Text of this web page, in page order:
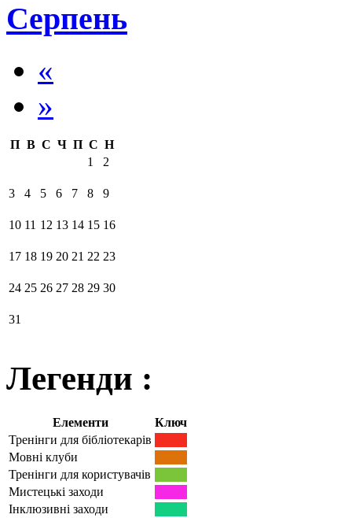
Серпень
«
»
П В С Ч П С Н
1
2
3 4 5 6 7 8 9
10 11 12 13 14 15 16
17 18 19 20 21 22 23
24 25 26 27 28 29 30
31
Легенди :
Елементи
Ключ
Тренінги для бібліотекарів
Мовні клуби
Тренінги для користувачів
Мистецькі заходи
Інклюзивні заходи